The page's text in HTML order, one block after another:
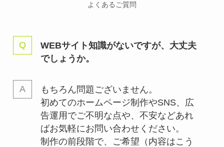
よくあるご質問
WEBサイト知識がないですが、大丈夫
でしょうか。
もちろん問題ございません。
初めてのホームページ制作やSNS、広
告運用でご不明な点や、不安などあれ
ばお気軽にお問い合わせください。
制作の前段階で、ご希望（内容はこう